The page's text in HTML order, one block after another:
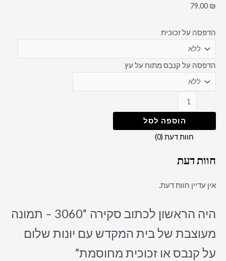
79.00 ₪
הדפסה על זכוכית
הדפסה על קנבס מתוח על עץ
הוספה לסל
חוות דעת (0)
חוות דעת
אין עדיין חוות דעת.
היה הראשון לכתוב סקירה “3060 – תמונה
מעוצבת של בית המקדש עם יונות שלום
על קנבס או זכוכית מחוסמת”